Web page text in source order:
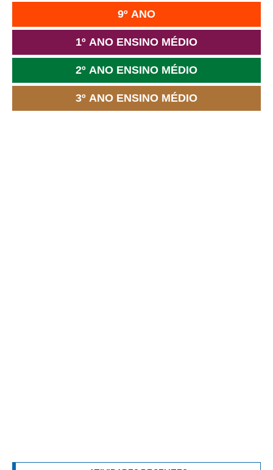
9º ANO
1º ANO ENSINO MÉDIO
2º ANO ENSINO MÉDIO
3º ANO ENSINO MÉDIO